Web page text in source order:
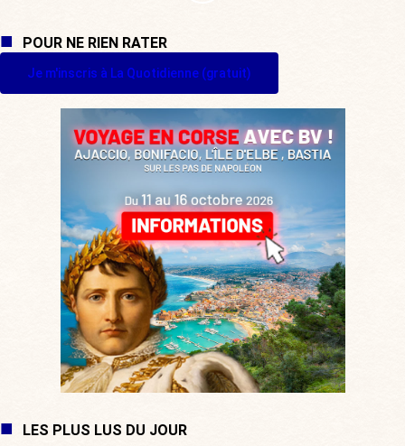
POUR NE RIEN RATER
Je m'inscris à La Quotidienne (gratuit)
LES PLUS LUS DU JOUR